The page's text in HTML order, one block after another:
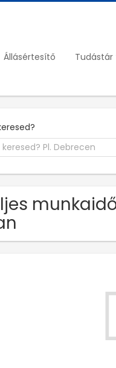
Állásértesítő Tudástár